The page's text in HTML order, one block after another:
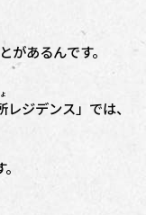
があるんです。
レジデンス」では、